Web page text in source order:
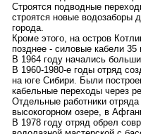
Строятся подводные
строятся новые водозаборы
города.
Кроме этого, на остров
позднее - силовые кабели 35
В 1964 году начались
В 1960-1980-е годы отряд
на юге Сибири. Были
кабельные переходы через
Отдельные работники
высокогорном озере, в
В 1978 году отряд обрел